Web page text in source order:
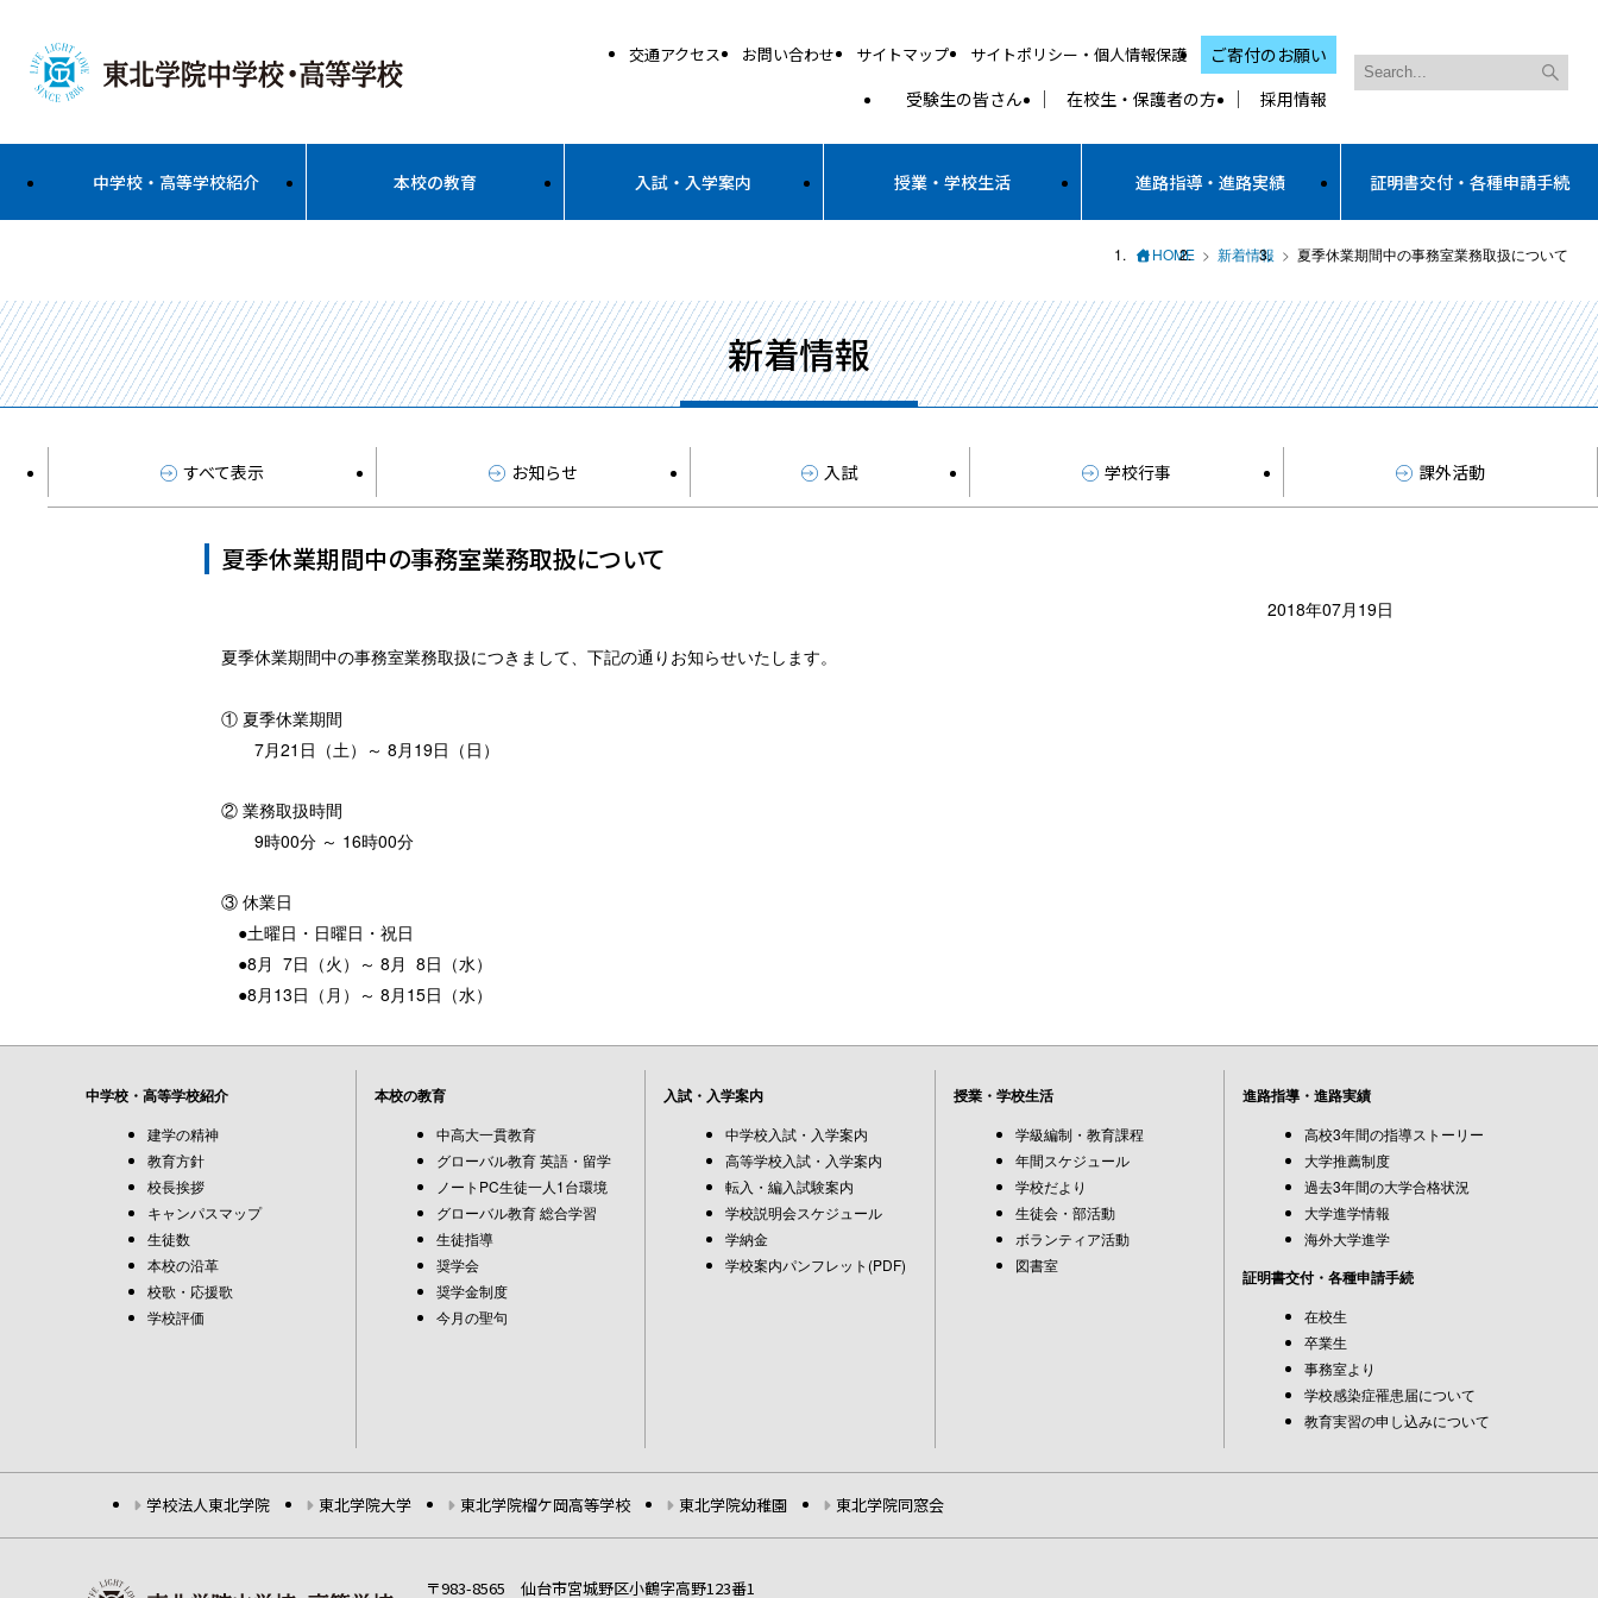
交通アクセス お問い合わせ サイトマップ サイトポリシー・個人情報保護
ご寄付のお願い
受験生の皆さん
在校生・保護者の方 採用情報
中学校・高等学校紹介 本校の教育 入試・入学案内 授業・学校生活 進路指導・進路実績 証明書交付・各種申請手続
HOME 新着情報 夏季休業期間中の事務室業務取扱について
新着情報
すべて表示 お知らせ 入試 学校行事 課外活動
夏季休業期間中の事務室業務取扱について
2018年07月19日
夏季休業期間中の事務室業務取扱につきまして、下記の通りお知らせいたします。
① 夏季休業期間
7月21日（土）～ 8月19日（日）
② 業務取扱時間
9時00分 ～ 16時00分
③ 休業日
●土曜日・日曜日・祝日
●8月 7日（火）～ 8月 8日（水）
●8月13日（月）～ 8月15日（水）
中学校・高等学校紹介
建学の精神
教育方針
校長挨拶
キャンパスマップ
生徒数
本校の沿革
校歌・応援歌
学校評価
本校の教育
中高大一貫教育
グローバル教育 英語・留学
ノートPC生徒一人1台環境
グローバル教育 総合学習
生徒指導
奨学会
奨学金制度
今月の聖句
入試・入学案内
中学校入試・入学案内
高等学校入試・入学案内
転入・編入試験案内
学校説明会スケジュール
学納金
学校案内パンフレット(PDF)
授業・学校生活
学級編制・教育課程
年間スケジュール
学校だより
生徒会・部活動
ボランティア活動
図書室
進路指導・進路実績
高校3年間の指導ストーリー
大学推薦制度
過去3年間の大学合格状況
大学進学情報
海外大学進学
証明書交付・各種申請手続
在校生
卒業生
事務室より
学校感染症罹患届について
教育実習の申し込みについて
学校法人東北学院 東北学院大学 東北学院榴ケ岡高等学校 東北学院幼稚園 東北学院同窓会
〒983-8565 仙台市宮城野区小鶴字高野123番1